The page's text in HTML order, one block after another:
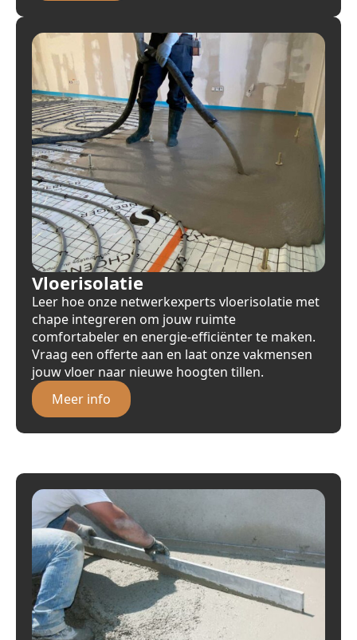
Vloerisolatie
Leer hoe onze netwerkexperts vloerisolatie met
chape integreren om jouw ruimte
comfortabeler en energie-efficiënter te maken.
Vraag een offerte aan en laat onze vakmensen
jouw vloer naar nieuwe hoogten tillen.
Meer info